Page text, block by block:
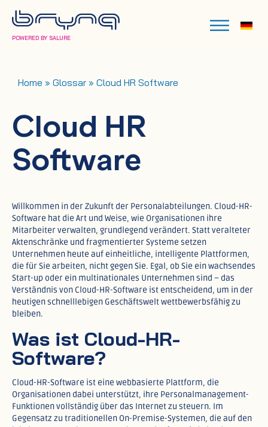
POWERED BY SALURE
Home » Glossar » Cloud HR Software
Cloud HR
Software
Willkommen in der Zukunft der Personalabteilungen. Cloud-HR-
Software hat die Art und Weise, wie Organisationen ihre
Mitarbeiter verwalten, grundlegend verändert. Statt veralteter
Aktenschränke und fragmentierter Systeme setzen
Unternehmen heute auf einheitliche, intelligente Plattformen,
die für Sie arbeiten, nicht gegen Sie. Egal, ob Sie ein wachsendes
Start-up oder ein multinationales Unternehmen sind – das
Verständnis von Cloud-HR-Software ist entscheidend, um in der
heutigen schnelllebigen Geschäftswelt wettbewerbsfähig zu
bleiben.
Was ist Cloud-HR-
Software?
Cloud-HR-Software ist eine webbasierte Plattform, die
Organisationen dabei unterstützt, ihre Personalmanagement-
Funktionen vollständig über das Internet zu steuern. Im
Gegensatz zu traditionellen On-Premise-Systemen, die auf den